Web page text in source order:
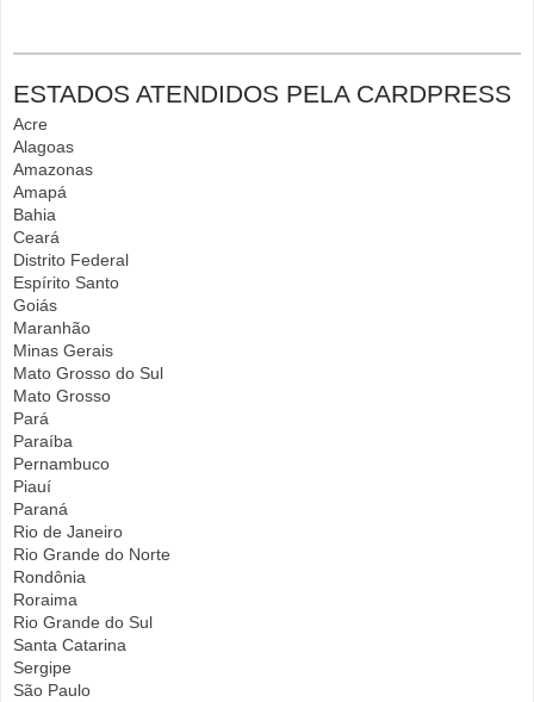
ESTADOS ATENDIDOS PELA CARDPRESS
Acre
Alagoas
Amazonas
Amapá
Bahia
Ceará
Distrito Federal
Espírito Santo
Goiás
Maranhão
Minas Gerais
Mato Grosso do Sul
Mato Grosso
Pará
Paraíba
Pernambuco
Piauí
Paraná
Rio de Janeiro
Rio Grande do Norte
Rondônia
Roraima
Rio Grande do Sul
Santa Catarina
Sergipe
São Paulo